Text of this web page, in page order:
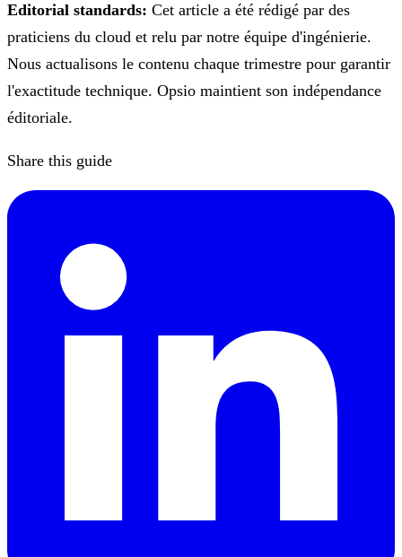
Editorial standards: Cet article a été rédigé par des
praticiens du cloud et relu par notre équipe d'ingénierie.
Nous actualisons le contenu chaque trimestre pour garantir
l'exactitude technique. Opsio maintient son indépendance
éditoriale.
Share this guide